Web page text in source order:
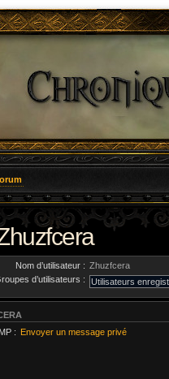
Nom d’utilisateur : Zhuzfcera
d’utilisateurs :
MP : Envoyer un message privé